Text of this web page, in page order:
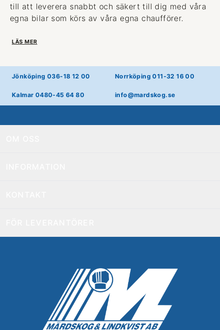
till att leverera snabbt och säkert till dig med våra
egna bilar som körs av våra egna chaufförer.
LÄS MER
Jönköping 036-18 12 00 Norrköping 011-32 16 00
Kalmar 0480-45 64 80 info@mardskog.se